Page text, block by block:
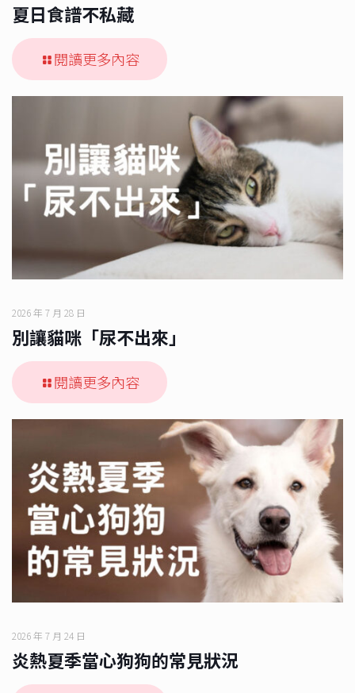
夏日食譜不私藏
閱讀更多內容
2026 年 7 月 28 日
別讓貓咪「尿不出來」
閱讀更多內容
2026 年 7 月 24 日
炎熱夏季當心狗狗的常見狀況